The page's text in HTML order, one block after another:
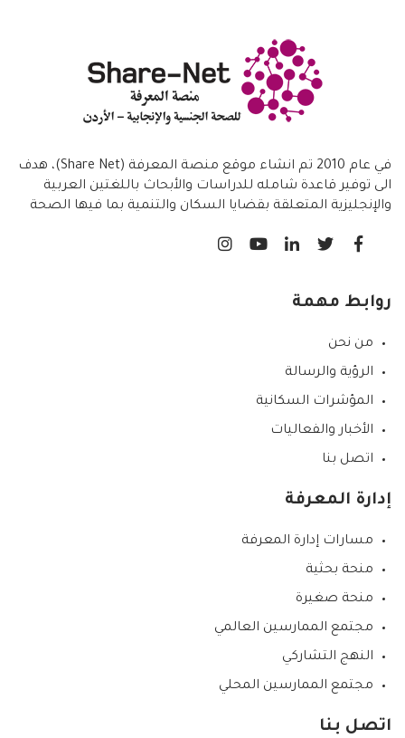
في عام 2010 تم انشاء موقع منصة المعرفة (Share Net)، هدف
الى توفير قاعدة شامله للدراسات والأبحاث باللغتين العربية
والإنجليزية المتعلقة بقضايا السكان والتنمية بما فيها الصحة
روابط مهمة
من نحن
الرؤية والرسالة
المؤشرات السكانية
الأخبار والفعاليات
اتصل بنا
إدارة المعرفة
مسارات إدارة المعرفة
منحة بحثية
منحة صغيرة
مجتمع الممارسين العالمي
النهج التشاركي
مجتمع الممارسين المحلي
اتصل بنا